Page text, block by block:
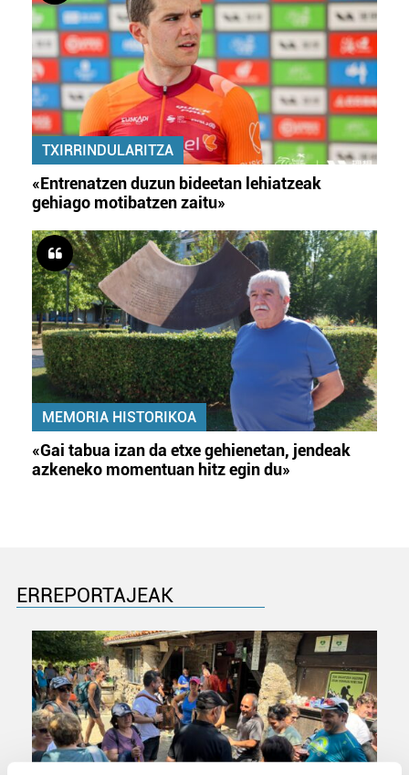
TXIRRINDULARITZA
«Entrenatzen duzun bideetan lehiatzeak
gehiago motibatzen zaitu»
MEMORIA HISTORIKOA
«Gai tabua izan da etxe gehienetan, jendeak
azkeneko momentuan hitz egin du»
ERREPORTAJEAK